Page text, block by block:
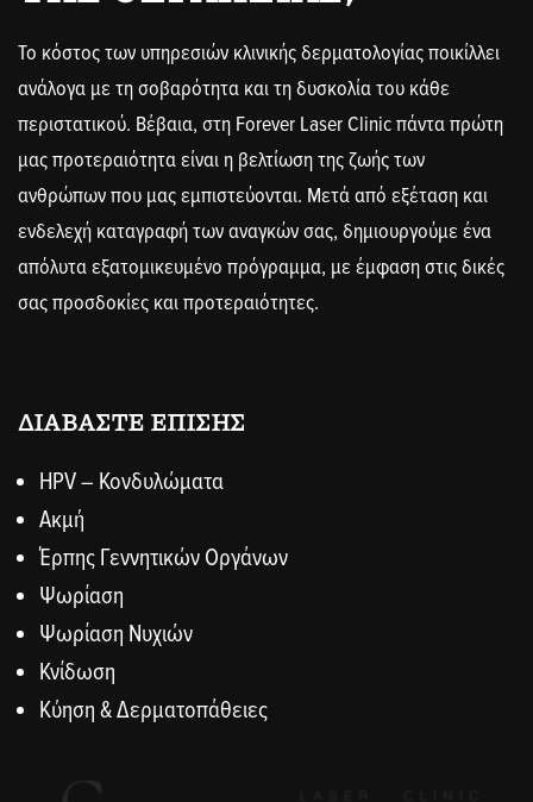
Το κόστοςτων υπηρεσιών κλινικής δερματολογίας ποικίλλει
ανάλογα με τη σοβαρότητα και τη δυσκολία του κάθε
περιστατικού. Βέβαια, στη Forever Laser Clinic πάντα πρώτη
μας προτεραιότητα είναι η βελτίωση της ζωής των
ανθρώπων που μας εμπιστεύονται. Μετά από εξέταση και
ενδελεχή καταγραφή των αναγκών σας, δημιουργούμε ένα
απόλυτα εξατομικευμένο πρόγραμμα, με έμφαση στις δικές
σας προσδοκίες και προτεραιότητες.
ΔΙΑΒΑΣΤΕ ΕΠΙΣΗΣ
HPV – Κονδυλώματα
Ακμή
Έρπης Γεννητικών Οργάνων
Ψωρίαση
Ψωρίαση Νυχιών
Κνίδωση
Κύηση & Δερματοπάθειες